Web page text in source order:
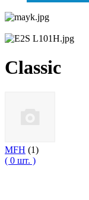
Classic
MFH (1)
( 0 шт. )